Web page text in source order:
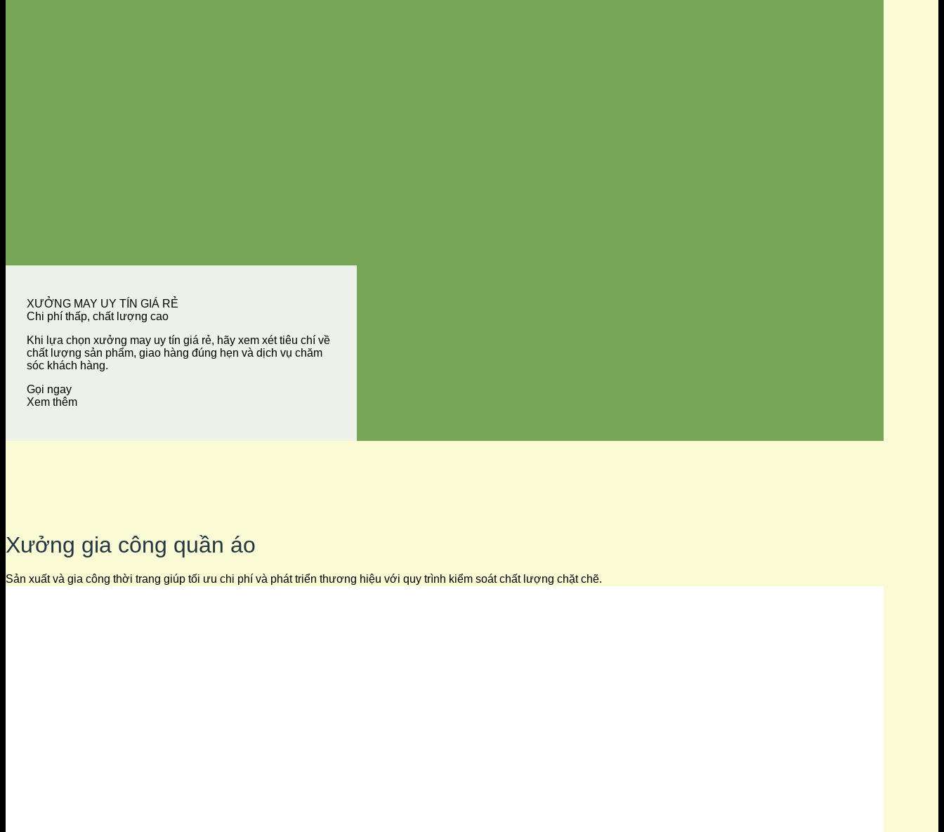
XƯỞNG MAY UY TÍN GIÁ RẺ
Chi phí thấp, chất lượng cao
Khi lựa chọn xưởng may uy tín giá rẻ, hãy xem xét tiêu chí về
chất lượng sản phẩm, giao hàng đúng hẹn và dịch vụ chăm
sóc khách hàng.
Gọi ngay
Xem thêm
Xưởng gia công quần áo
Sản xuất và gia công thời trang giúp tối ưu chi phí và phát triển thương hiệu với quy trình kiểm soát chất lượng chặt chẽ.